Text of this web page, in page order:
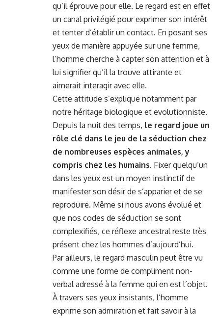
qu’il éprouve pour elle. Le regard est en effet
un canal privilégié pour exprimer son intérêt
et tenter d’établir un contact. En posant ses
yeux de manière appuyée sur une femme,
l’homme cherche à capter son attention et à
lui signifier qu’il la trouve attirante et
aimerait interagir avec elle.
Cette attitude s’explique notamment par
notre héritage biologique et evolutionniste.
Depuis la nuit des temps, le regard joue un
rôle clé dans le jeu de la séduction chez
de nombreuses espèces animales, y
compris chez les humains. Fixer quelqu’un
dans les yeux est un moyen instinctif de
manifester son désir de s’apparier et de se
reproduire. Même si nous avons évolué et
que nos codes de séduction se sont
complexifiés, ce réflexe ancestral reste très
présent chez les hommes d’aujourd’hui.
Par ailleurs, le regard masculin peut être vu
comme une forme de compliment non-
verbal adressé à la femme qui en est l’objet.
À travers ses yeux insistants, l’homme
exprime son admiration et fait savoir à la